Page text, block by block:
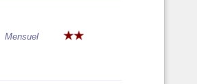
Mensuel